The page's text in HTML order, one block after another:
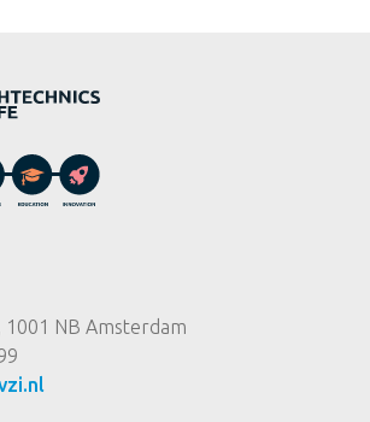
1001 NB Amsterdam